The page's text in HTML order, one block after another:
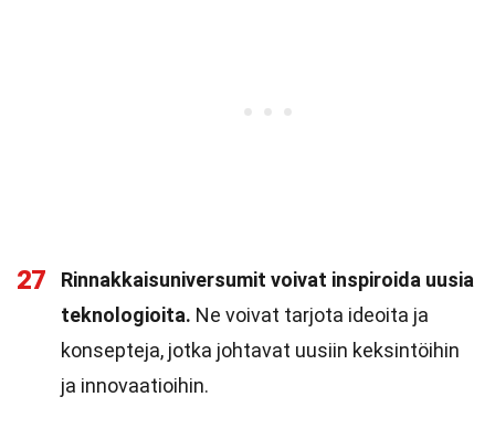
27
Rinnakkaisuniversumit voivat inspiroida uusia
teknologioita. Ne voivat tarjota ideoita ja
konsepteja, jotka johtavat uusiin keksintöihin
ja innovaatioihin.